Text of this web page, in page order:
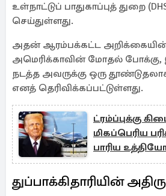
உள்நாட்டுப் பாதுகாப்புத் துறை
செய்துள்ளது.
அதன் ஆரம்பக்கட்ட
அமெரிக்காவின் மோதல் போக்கு,
நடத்த அவருக்கு ஒரு
எனத் தெரிவிக்கப்பட்டுள்ளது.
ட்ரம்ப்புக்கு
மிகப்பெரிய
பாரிய
துப்பாக்கிதாரியின்